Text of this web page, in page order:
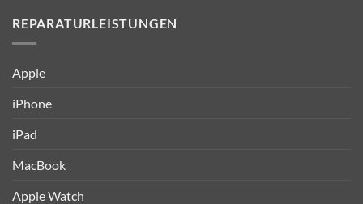
REPARATURLEISTUNGEN
Apple
iPhone
iPad
MacBook
Apple Watch